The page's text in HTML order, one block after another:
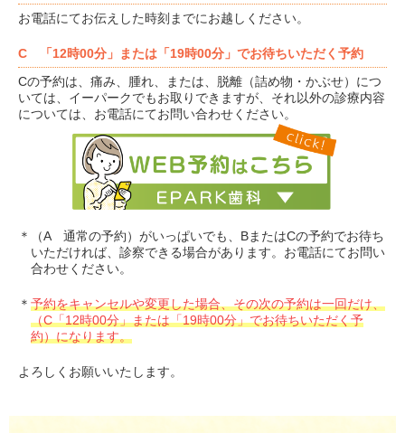
お電話にてお伝えした時刻までにお越しください。
C 「12時00分」または「19時00分」でお待ちいただく予約
Cの予約は、痛み、腫れ、または、脱離（詰め物・かぶせ）につ
いては、イーパークでもお取りできますが、それ以外の診療内容
については、お電話にてお問い合わせください。
＊（A 通常の予約）がいっぱいでも、BまたはCの予約でお待ち
いただければ、診察できる場合があります。お電話にてお問い
合わせください。
＊ 予約をキャンセルや変更した場合、その次の予約は一回だけ、
（C「12時00分」または「19時00分」でお待ちいただく予
約）になります。
よろしくお願いいたします。